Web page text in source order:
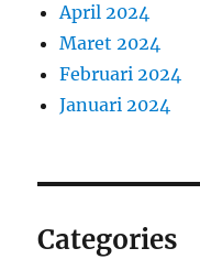
April 2024
Maret 2024
Februari 2024
Januari 2024
Categories